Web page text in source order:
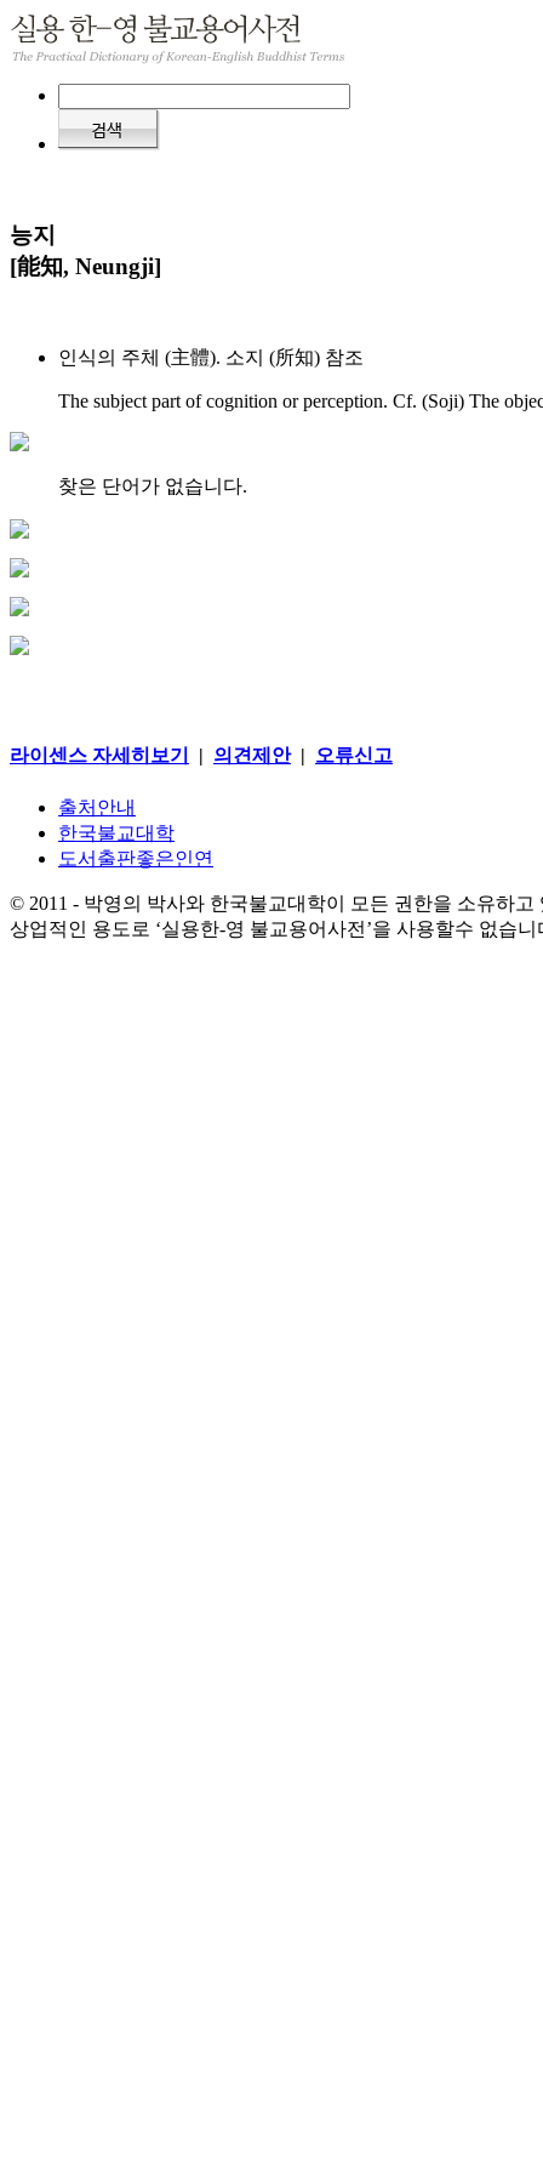
능지
[能知, Neungji]
인식의 주체 (主體). 소지 (所知) 참조
The subject part of cognition or perception. Cf. (Soji) The
찾은 단어가 없습니다.
라이센스 자세히보기 | 의견제안| 오류신고
출처안내
한국불교대학
도서출판좋은인연
© 2011 - 박영의 박사와 한국불교대학이 모든 권한을 소유하고
상업적인 용도로 ‘실용한-영 불교용어사전’을 사용할수 없습니